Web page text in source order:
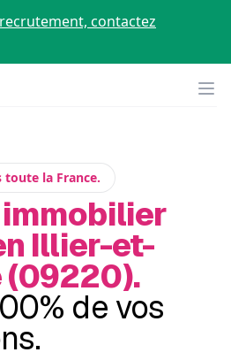
contactez
la France.
immobilier
Illier-et-
(09220).
de vos